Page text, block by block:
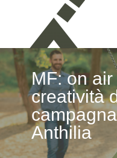
MF: on
creatività
Anthilia